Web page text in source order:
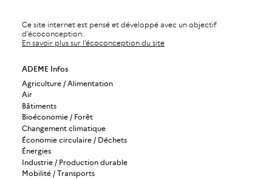
Ce site internet est pensé et développé avec un objectif
d’écoconception.
En savoir plus sur l’écoconception du site
ADEME Infos
Agriculture / Alimentation
Air
Bâtiments
Bioéconomie / Forêt
Changement climatique
Économie circulaire / Déchets
Énergies
Industrie / Production durable
Mobilité / Transports